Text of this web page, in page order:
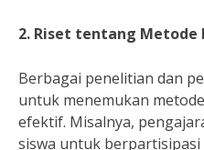
2. Riset tentang
Berbagai penelitian dan
untuk menemukan
efektif. Misalnya,
siswa untuk